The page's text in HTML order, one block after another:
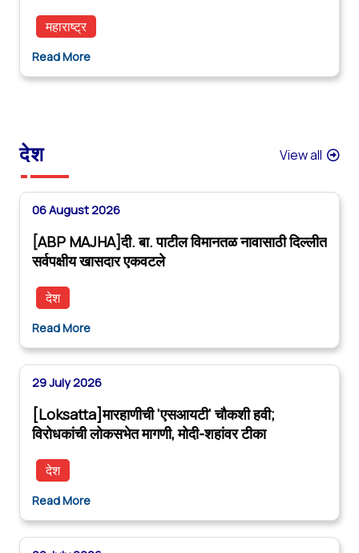
महाराष्ट्र
Read More
देश View all
06 August 2026
[ABP MAJHA]दी. बा. पाटील विमानतळ नावासाठी दिल्लीत
सर्वपक्षीय खासदार एकवटले
देश
Read More
29 July 2026
[Loksatta]मारहाणीची 'एसआयटी' चौकशी हवी;
विरोधकांची लोकसभेत मागणी, मोदी-शहांवर टीका
देश
Read More